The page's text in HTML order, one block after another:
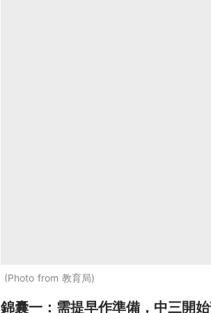
Photo from 教育局
錦囊一：需提早作準備，中三開